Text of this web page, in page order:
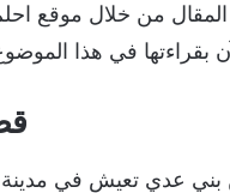
من خلال موقع
بقراءتها في هذا
عدي تعيش في مدينة